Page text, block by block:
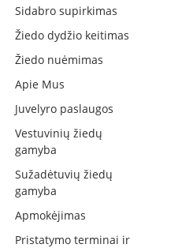
Sidabro supirkimas
Žiedo dydžio keitimas
Žiedo nuėmimas
Apie Mus
Juvelyro paslaugos
Vestuvinių žiedų
gamyba
Sužadėtuvių žiedų
gamyba
Apmokėjimas
Pristatymo terminai ir